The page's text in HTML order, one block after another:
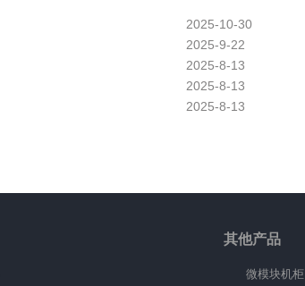
2025-10-30
2025-9-22
2025-8-13
2025-8-13
2025-8-13
其他产品
微模块机柜